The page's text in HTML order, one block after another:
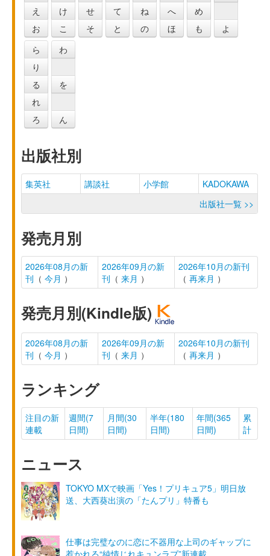
え
お
け
こ
せ
そ
て
と
ね
の
へ
ほ
め
も
よ
ら
り
る
れ
ろ
わ
を
ん
出版社別
集英社 講談社 小学館
KADOKAWA
出版社一覧 >>
発売月別
2026年08月の新
刊 （ 今月 ）
2026年09月の新
刊 （ 来月 ）
2026年10月の新刊
（ 再来月 ）
発売月別(Kindle版)
2026年08月の新
刊 （ 今月 ）
2026年09月の新
刊 （ 来月 ）
2026年10月の新刊
（ 再来月 ）
ランキング
注目の新
連載
週間(7
日間)
月間(30
日間)
半年(180
日間)
年間(365
日間)
累
計
ニュース
TOKYO MXで映画「Yes！プリキュア5」明日放
送、大西葵出演の「たんプリ」特番も
仕事は完璧なのに恋に不器用な上司のギャップに